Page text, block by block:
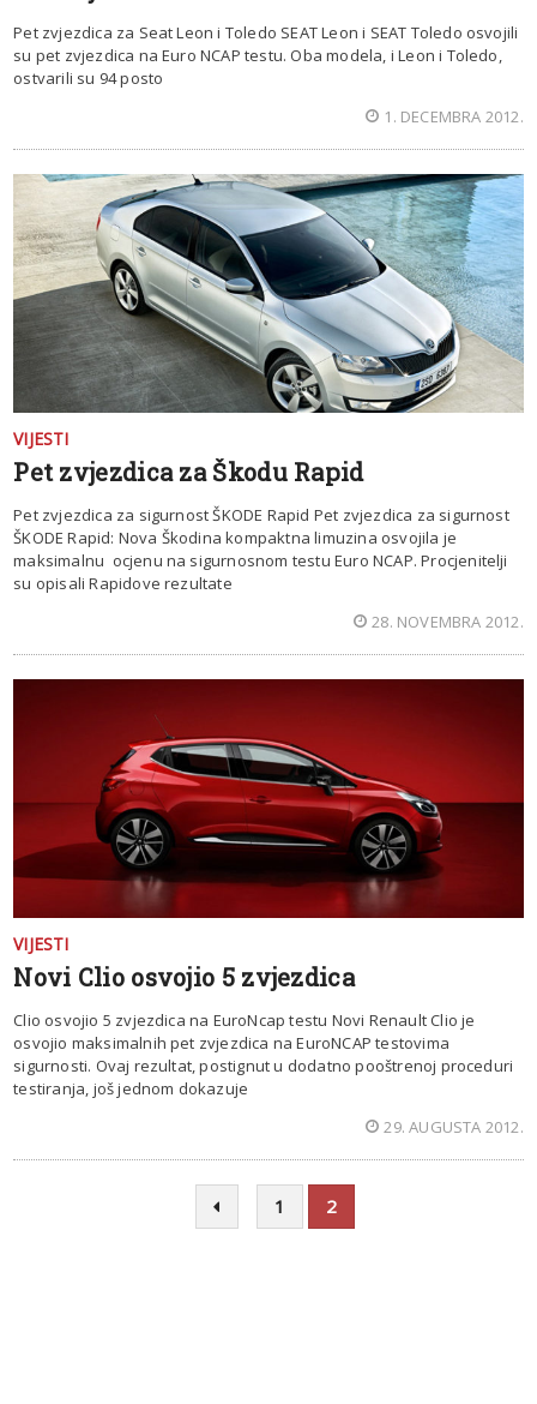
Pet zvjezdica za Seat Leon i Toledo SEAT Leon i SEAT Toledo osvojili
su pet zvjezdica na Euro NCAP testu. Oba modela, i Leon i Toledo,
ostvarili su 94 posto
1. DECEMBRA 2012.
VIJESTI
Pet zvjezdica za Škodu Rapid
Pet zvjezdica za sigurnost ŠKODE Rapid Pet zvjezdica za sigurnost
ŠKODE Rapid: Nova Škodina kompaktna limuzina osvojila je
maksimalnu ocjenu na sigurnosnom testu Euro NCAP. Procjenitelji
su opisali Rapidove rezultate
28. NOVEMBRA 2012.
VIJESTI
Novi Clio osvojio 5 zvjezdica
Clio osvojio 5 zvjezdica na EuroNcap testu Novi Renault Clio je
osvojio maksimalnih pet zvjezdica na EuroNCAP testovima
sigurnosti. Ovaj rezultat, postignut u dodatno pooštrenoj proceduri
testiranja, još jednom dokazuje
29. AUGUSTA 2012.
1 2